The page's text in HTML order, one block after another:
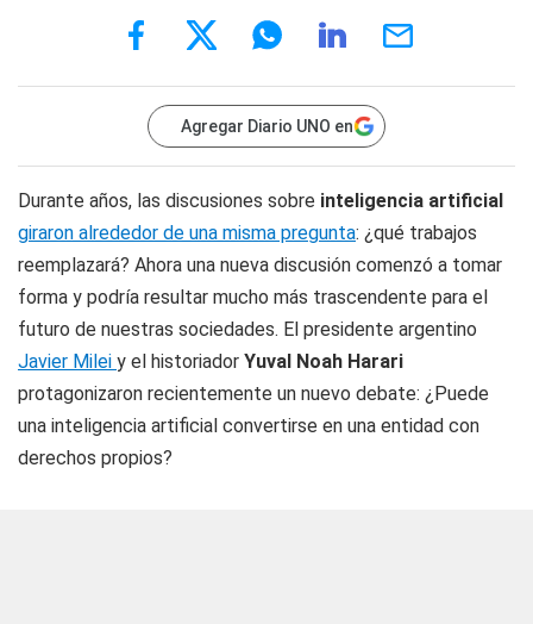
Agregar Diario UNO en
Durante años, las discusiones sobre inteligencia artificial
giraron alrededor de una misma pregunta: ¿qué trabajos
reemplazará? Ahora una nueva discusión comenzó a tomar
forma y podría resultar mucho más trascendente para el
futuro de nuestras sociedades. El presidente argentino
Javier Milei y el historiador Yuval Noah Harari
protagonizaron recientemente un nuevo debate: ¿Puede
una inteligencia artificial convertirse en una entidad con
derechos propios?